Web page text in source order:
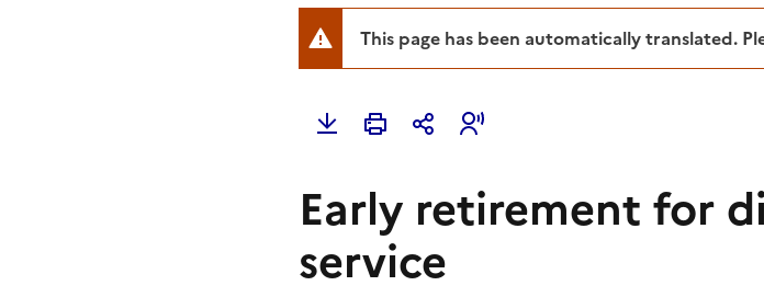
This page has been automatically translated.
Early retirement for
service